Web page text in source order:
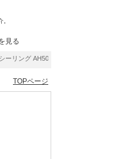
見る
ング AH50426 | 商品紹介 | 照明器
TOPページ